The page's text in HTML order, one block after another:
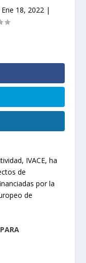
Ene 18, 2022 |
IVACE, ha
de
por la
de